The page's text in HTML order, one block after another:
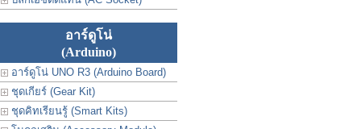
อาร์ดูโน่
(Arduino)
อาร์ดูโน่ UNO R3 (Arduino Board)
ชุดเกียร์ (Gear Kit)
ชุดคิทเรียนรู้ (Smart Kits)